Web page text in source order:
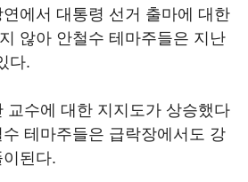
에서 대통령 선거 출마에 대한
않아 안철수 테마주들은 지난
다.
교수에 대한 지지도가 상승했다
테마주들은 급락장에서도 강
된다.